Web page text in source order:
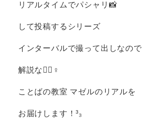
リアルタイムでパシャリ📸
して投稿するシリーズ️
インターバルで撮って出しなので
解説なし🏻‍♀️
ことばの教室 マゼルのリアルを
お届けします！³₃